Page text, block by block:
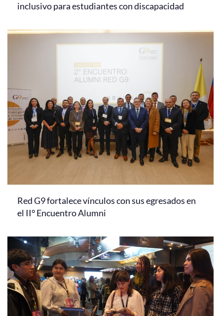
inclusivo para estudiantes con discapacidad
Red G9 fortalece vínculos con sus egresados en
el II° Encuentro Alumni